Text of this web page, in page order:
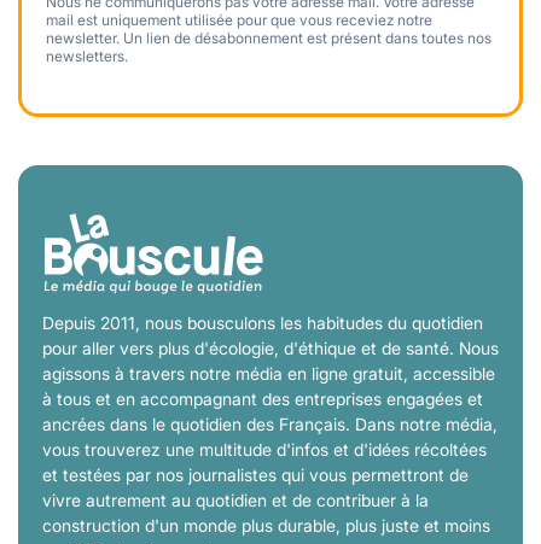
mail est uniquement utilisée pour que vous receviez notre
newsletter. Un lien de désabonnement est présent dans toutes nos
newsletters.
Depuis 2011, nous bousculons les habitudes du quotidien
pour aller vers plus d'écologie, d'éthique et de santé. Nous
agissons à travers notre média en ligne gratuit, accessible
à tous et en accompagnant des entreprises engagées et
ancrées dans le quotidien des Français. Dans notre média,
vous trouverez une multitude d'infos et d'idées récoltées
et testées par nos journalistes qui vous permettront de
vivre autrement au quotidien et de contribuer à la
construction d'un monde plus durable, plus juste et moins